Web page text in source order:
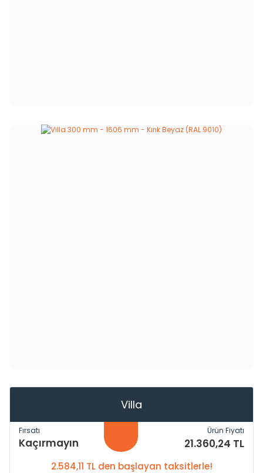
Villa
Fırsatı
Kaçırmayın
Ürün Fiyatı
21.360,24 TL
2.584,11 TL den başlayan taksitlerle!